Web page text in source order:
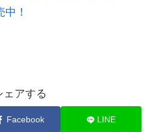
！
ェアする
Facebook LINE